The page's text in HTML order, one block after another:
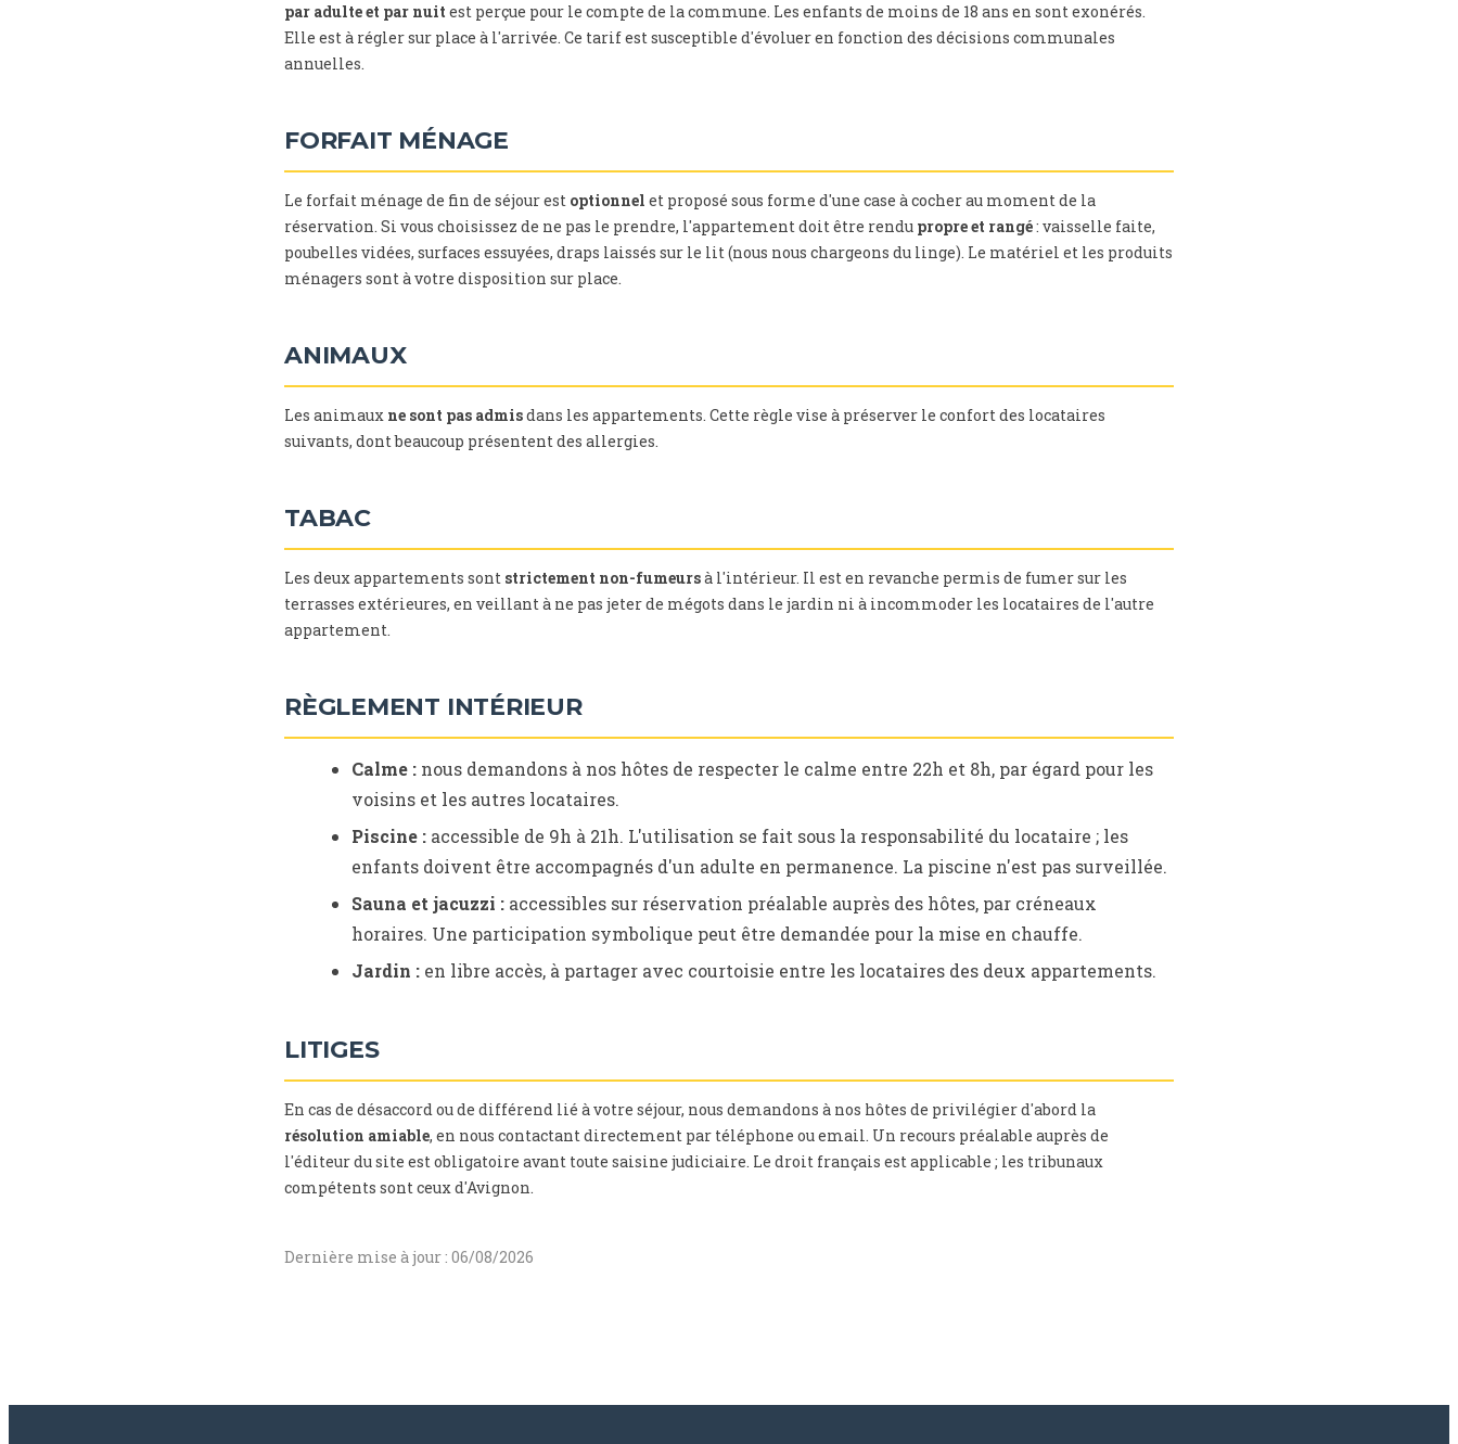
par adulte et par nuit est perçue pour le compte de la commune. Les enfants de moins de 18 ans en sont exonérés.
Elle est à régler sur place à l'arrivée. Ce tarif est susceptible d'évoluer en fonction des décisions communales
annuelles.
FORFAIT MÉNAGE
Le forfait ménage de fin de séjour est optionnel et proposé sous forme d'une case à cocher au moment de la
réservation. Si vous choisissez de ne pas le prendre, l'appartement doit être rendu propre et rangé: vaisselle faite,
poubelles vidées, surfaces essuyées, draps laissés sur le lit (nous nous chargeons du linge). Le matériel et les produits
ménagers sont à votre disposition sur place.
ANIMAUX
Les animaux ne sont pas admisdans les appartements. Cette règle vise à préserver le confort des locataires
suivants, dont beaucoup présentent des allergies.
TABAC
Les deux appartements sont strictement non-fumeursà l'intérieur. Il est en revanche permis de fumer sur les
terrasses extérieures, en veillant à ne pas jeter de mégots dans le jardin ni à incommoder les locataires de l'autre
appartement.
RÈGLEMENT INTÉRIEUR
Calme : nous demandons à nos hôtes de respecter le calme entre 22h et 8h, par égard pour les
voisins et les autres locataires.
Piscine : accessible de 9h à 21h. L'utilisation se fait sous la responsabilité du locataire ; les
enfants doivent être accompagnés d'un adulte en permanence. La piscine n'est pas surveillée.
Sauna et jacuzzi : accessibles sur réservation préalable auprès des hôtes, par créneaux
horaires. Une participation symbolique peut être demandée pour la mise en chauffe.
Jardin : en libre accès, à partager avec courtoisie entre les locataires des deux appartements.
LITIGES
En cas de désaccord ou de différend lié à votre séjour, nous demandons à nos hôtes de privilégier d'abord la
résolution amiable, en nous contactant directement par téléphone ou email. Un recours préalable auprès de
l'éditeur du site est obligatoire avant toute saisine judiciaire. Le droit français est applicable ; les tribunaux
compétents sont ceux d'Avignon.
Dernière mise à jour : 06/08/2026